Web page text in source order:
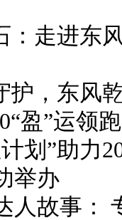
：走进东
护，东风
盈”运领
划”助力
举办
人故事：